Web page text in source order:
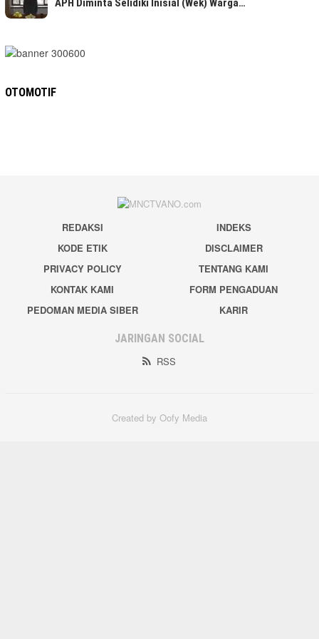
OTOMOTIF
REDAKSI
INDEKS
KODE ETIK
DISCLAIMER
PRIVACY POLICY
TENTANG KAMI
KONTAK KAMI
FORM PENGADUAN
PEDOMAN MEDIA SIBER
KARIR
JARINGAN SOCIAL
RSS
Created by Oofy Media